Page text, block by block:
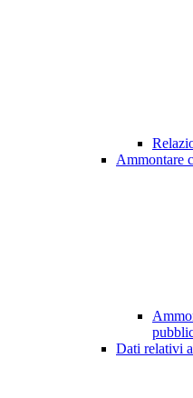
Ammontare
Dati relativi